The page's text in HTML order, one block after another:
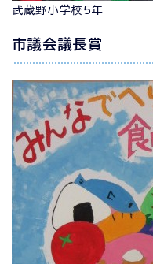
武蔵野小学校5年
市議会議長賞